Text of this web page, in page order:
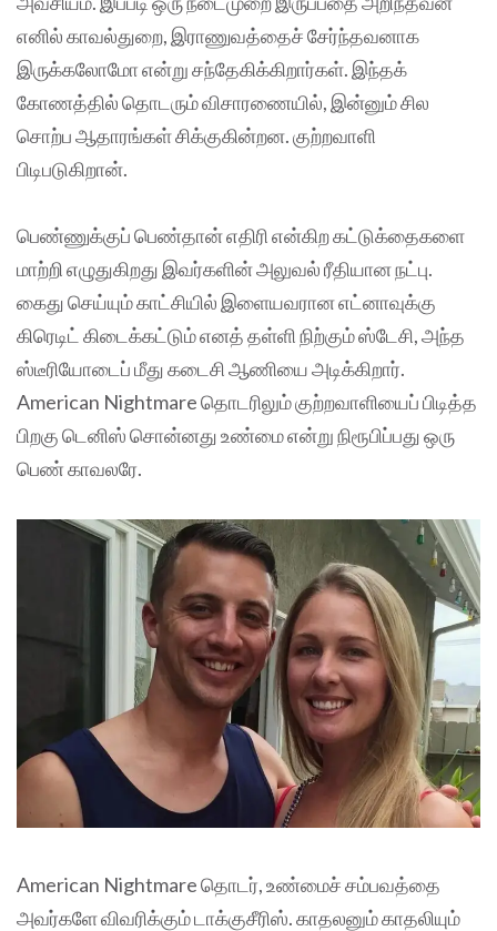
எனில் காவல்துறை, இராணுவத்தைச் சேர்ந்தவனாக
இருக்கலோமோ என்று சந்தேகிக்கிறார்கள். இந்தக்
கோணத்தில் தொடரும் விசாரணையில், இன்னும் சில
சொற்ப ஆதாரங்கள் சிக்குகின்றன. குற்றவாளி
பிடிபடுகிறான்.
பெண்ணுக்குப் பெண்தான் எதிரி என்கிற கட்டுக்தைகளை
மாற்றி எழுதுகிறது இவர்களின் அலுவல் ரீதியான நட்பு.
கைது செய்யும் காட்சியில் இளையவரான எட்னாவுக்கு
கிரெடிட் கிடைக்கட்டும் எனத் தள்ளி நிற்கும் ஸ்டேசி, அந்த
ஸ்டீரியோடைப் மீது கடைசி ஆணியை அடிக்கிறார்.
American Nightmare தொடரிலும் குற்றவாளியைப் பிடித்த
பிறகு டெனிஸ் சொன்னது உண்மை என்று நிரூபிப்பது ஒரு
பெண் காவலரே.
American Nightmare தொடர், உண்மைச் சம்பவத்தை
அவர்களே விவரிக்கும் டாக்குசீரிஸ். காதலனும் காதலியும்